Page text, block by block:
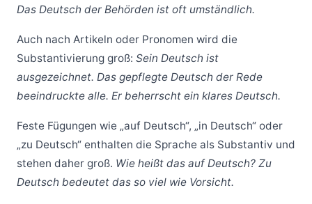
Das Deutsch der Behörden ist oft umständlich.
Auch nach Artikeln oder Pronomen wird die
Substantivierung groß: Sein Deutsch ist
ausgezeichnet. Das gepflegte Deutsch der Rede
beeindruckte alle. Er beherrscht ein klares Deutsch.
Feste Fügungen wie „auf Deutsch“, „in Deutsch“ oder
„zu Deutsch“ enthalten die Sprache als Substantiv und
stehen daher groß. Wie heißt das auf Deutsch? Zu
Deutsch bedeutet das so viel wie Vorsicht.